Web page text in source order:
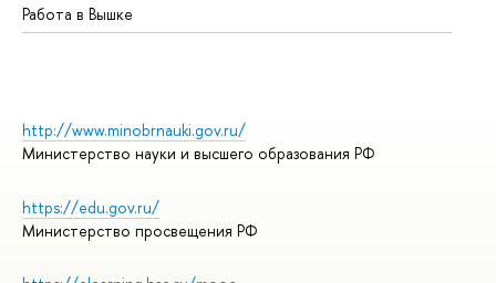
Работа в Вышке
http://www.minobrnauki.gov.ru/
Министерство науки и высшего образования РФ
https://edu.gov.ru/
Министерство просвещения РФ